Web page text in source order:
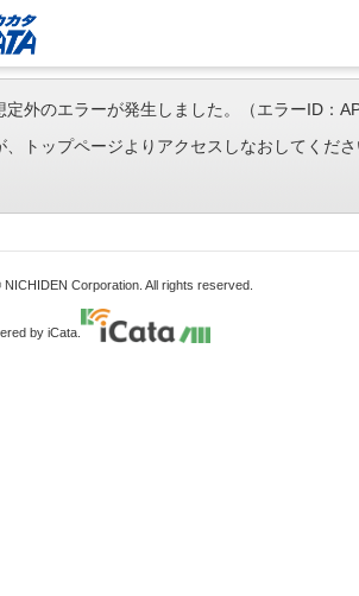
定外のエラーが発生しました。（エラーID：
、トップページよりアクセスしなおしてくだ
Corporation. All rights reserved.
by iCata.